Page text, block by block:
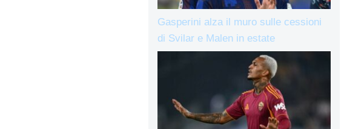
Gasperini alza il muro sulle cessioni
di Svilar e Malen in estate